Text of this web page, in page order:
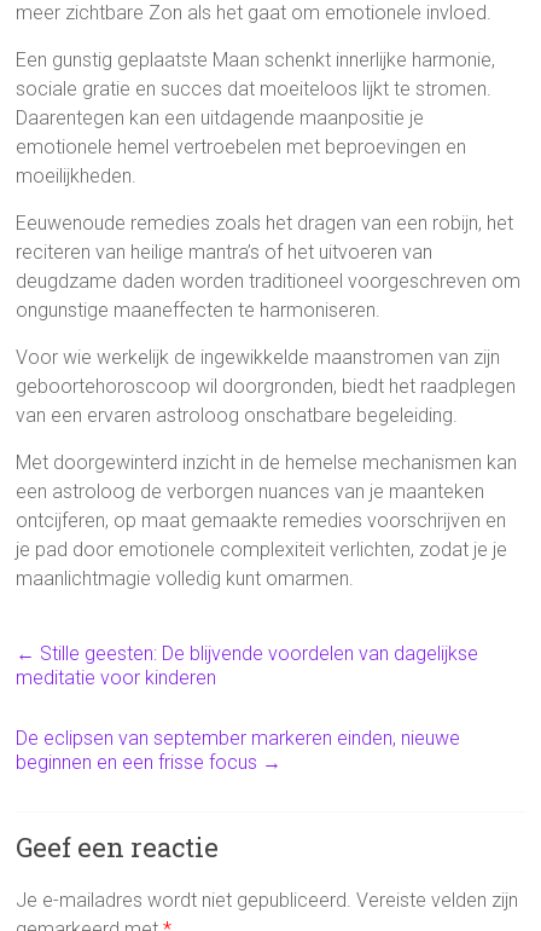
meer zichtbare Zon als het gaat om emotionele invloed.
Een gunstig geplaatste Maan schenkt innerlijke harmonie,
sociale gratie en succes dat moeiteloos lijkt te stromen.
Daarentegen kan een uitdagende maanpositie je
emotionele hemel vertroebelen met beproevingen en
moeilijkheden.
Eeuwenoude remedies zoals het dragen van een robijn, het
reciteren van heilige mantra’s of het uitvoeren van
deugdzame daden worden traditioneel voorgeschreven om
ongunstige maaneffecten te harmoniseren.
Voor wie werkelijk de ingewikkelde maanstromen van zijn
geboortehoroscoop wil doorgronden, biedt het raadplegen
van een ervaren astroloog onschatbare begeleiding.
Met doorgewinterd inzicht in de hemelse mechanismen kan
een astroloog de verborgen nuances van je maanteken
ontcijferen, op maat gemaakte remedies voorschrijven en
je pad door emotionele complexiteit verlichten, zodat je je
maanlichtmagie volledig kunt omarmen.
← Stille geesten: De blijvende voordelen van dagelijkse
meditatie voor kinderen
De eclipsen van september markeren einden, nieuwe
beginnen en een frisse focus →
Geef een reactie
Je e-mailadres wordt niet gepubliceerd. Vereiste velden zijn